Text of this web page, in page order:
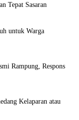
Tepat Sasaran
untuk Warga
Rampung, Respons
Kelaparan atau